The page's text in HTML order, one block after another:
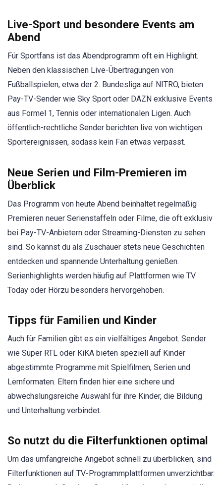
Live-Sport und besondere Events am
Abend
Für Sportfans ist das Abendprogramm oft ein Highlight.
Neben den klassischen Live-Übertragungen von
Fußballspielen, etwa der 2. Bundesliga auf NITRO, bieten
Pay-TV-Sender wie Sky Sport oder DAZN exklusive Events
aus Formel 1, Tennis oder internationalen Ligen. Auch
öffentlich-rechtliche Sender berichten live von wichtigen
Sportereignissen, sodass kein Fan etwas verpasst.
Neue Serien und Film-Premieren im
Überblick
Das Programm von heute Abend beinhaltet regelmäßig
Premieren neuer Serienstaffeln oder Filme, die oft exklusiv
bei Pay-TV-Anbietern oder Streaming-Diensten zu sehen
sind. So kannst du als Zuschauer stets neue Geschichten
entdecken und spannende Unterhaltung genießen.
Serienhighlights werden häufig auf Plattformen wie TV
Today oder Hörzu besonders hervorgehoben.
Tipps für Familien und Kinder
Auch für Familien gibt es ein vielfältiges Angebot. Sender
wie Super RTL oder KiKA bieten speziell auf Kinder
abgestimmte Programme mit Spielfilmen, Serien und
Lernformaten. Eltern finden hier eine sichere und
abwechslungsreiche Auswahl für ihre Kinder, die Bildung
und Unterhaltung verbindet.
So nutzt du die Filterfunktionen optimal
Um das umfangreiche Angebot schnell zu überblicken, sind
Filterfunktionen auf TV-Programmplattformen unverzichtbar.